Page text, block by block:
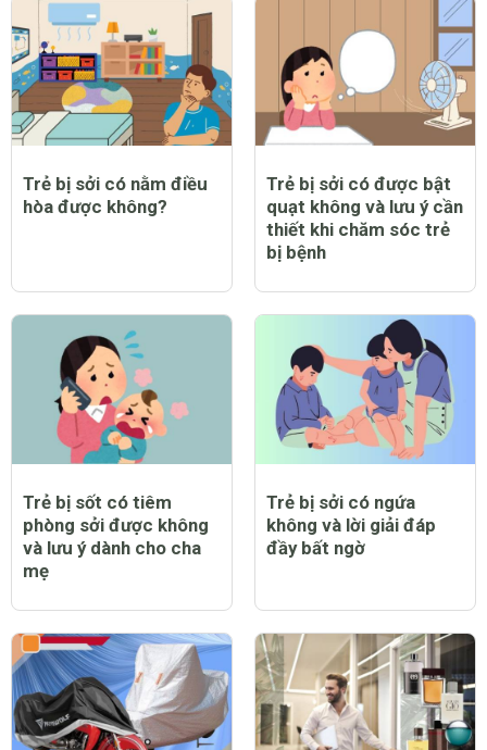
Trẻ bị sởi có nằm điều
hòa được không?
Trẻ bị sởi có được bật
quạt không và lưu ý cần
thiết khi chăm sóc trẻ
bị bệnh
Trẻ bị sốt có tiêm
phòng sởi được không
và lưu ý dành cho cha
mẹ
Trẻ bị sởi có ngứa
không và lời giải đáp
đầy bất ngờ